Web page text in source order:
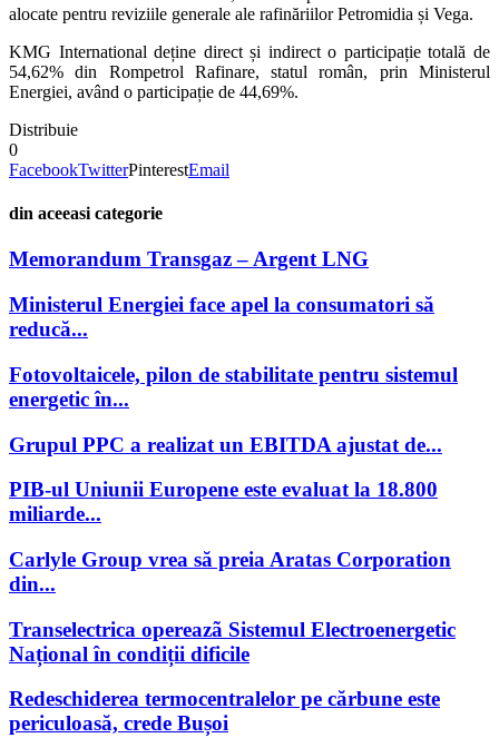
alocate pentru reviziile generale ale rafinăriilor Petromidia și Vega.
KMG International deține direct și indirect o participație totală de
54,62% din Rompetrol Rafinare, statul român, prin Ministerul
Energiei, având o participație de 44,69%.
Distribuie
0
FacebookTwitterPinterestEmail
din aceeasi categorie
Memorandum Transgaz – Argent LNG
Ministerul Energiei face apel la consumatori să
reducă...
Fotovoltaicele, pilon de stabilitate pentru sistemul
energetic în...
Grupul PPC a realizat un EBITDA ajustat de...
PIB-ul Uniunii Europene este evaluat la 18.800
miliarde...
Carlyle Group vrea să preia Aratas Corporation
din...
Transelectrica opereazã Sistemul Electroenergetic
Național în condiții dificile
Redeschiderea termocentralelor pe cărbune este
periculoasă, crede Bușoi